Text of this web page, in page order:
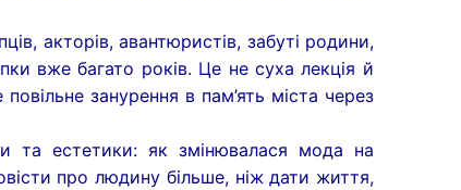
акторів, авантюристів, забуті родини,
вже багато років. Це не суха лекція й
занурення в пам’ять міста через
естетики: як змінювалася мода на
про людину більше, ніж дати життя,